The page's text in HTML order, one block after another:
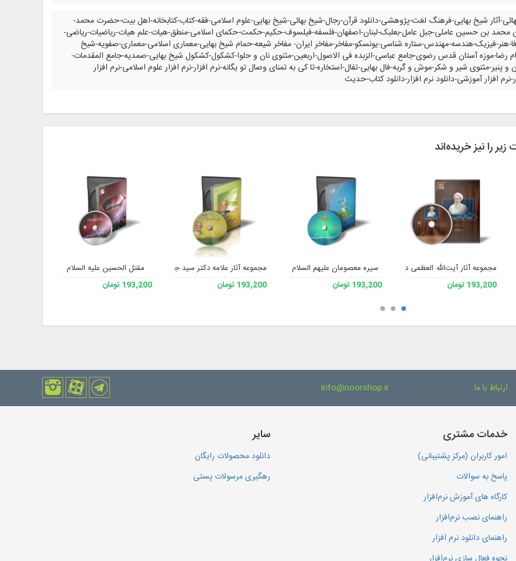
بهائی-آثار شیخ بهایی-فرهنگ لغت-پژوهشی-دانلود قرآن-رجال-شیخ بهائی-شیخ بهایی-علوم اسلامی-فقه-کتاب-کتابخانه-اهل بیت-حضرت محمد-
محمد بن حسین عاملی-جبل عامل-بعلبک-لبنان-اصفهان-فلسفه-فیلسوف-حکیم-حکمت-حکمای اسلامی-منطق-هیات-علم هیات-ریاضیات-ریاضی-
هنر-فیزیک-هندسه-مهندس-ستاره شناسی-یونسکو-مفاخر-مفاخر ایران- مفاخر شیعه-حمام شیخ بهایی-معماری اسلامی-معماری-صفویه-شیخ
رضا-موزه آستان قدس رضوی-جامع عباسی-الزبده فی الاصول-اربعین-مثنوی نان و حلوا-کشکول-کشکول شیخ بهایی-صمدیه-جامع المقدمات-
پنیر-مثنوی شیر و شکر-موش و گربه-فال بهایی-تفال-استخاره-تا کی به تمنای وصال تو یگانه-نرم افزار-نرم افزار علوم اسلامی-نرم افزار
نرم افزار آموزشی-دانلود نرم افزار-دانلود کتاب-حدیث
را نیز خریده‌اند
مجموعه آثار آیت‌الله العظمی دکتر محمد صادقی تهرانی رحمه الله 2
193,200 تومان
سیره معصومان علیهم السلام
193,200 تومان
مجموعه آثار علامه دکتر سید جعفر شهیدی رحمه الله
193,200 تومان
مقتل الحسین علیه السلام
193,200 تومان
ارتباط با ما info@noorshop.ir
خدمات مشتری
امور کاربران (مرکز پشتیبانی)
پاسخ به سوالات
کارگاه های آموزش نرم‌افزار
راهنمای نصب نرم‌افزار
راهنمای دانلود نرم افزار
سایر
دانلود محصولات رایگان
رهگیری مرسولات پستی